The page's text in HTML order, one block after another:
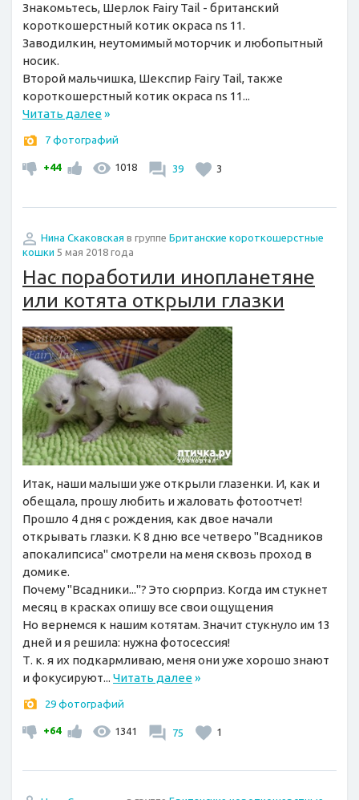
Знакомьтесь, Шерлок Fairy Tail - британский
короткошерстный котик окраса ns 11.
Заводилкин, неутомимый моторчик и любопытный
носик.
Второй мальчишка, Шекспир Fairy Tail, также
короткошерстный котик окраса ns 11...
Читать далее»
7 фотографий
+44 1018 39 3
Нина Скаковская в группе Британские короткошерстные
кошки 5 мая 2018 года
Нас поработили инопланетяне
или котята открыли глазки
Итак, наши малыши уже открыли глазенки. И, как и
обещала, прошу любить и жаловать фотоотчет!
Прошло 4 дня с рождения, как двое начали
открывать глазки. К 8 дню все четверо "Всадников
апокалипсиса" смотрели на меня сквозь проход в
домике.
Почему "Всадники..."? Это сюрприз. Когда им стукнет
месяц в красках опишу все свои ощущения
Но вернемся к нашим котятам. Значит стукнуло им 13
дней и я решила: нужна фотосессия!
Т. к. я их подкармливаю, меня они уже хорошо знают
и фокусируют... Читать далее»
29 фотографий
+64 1341 75 1